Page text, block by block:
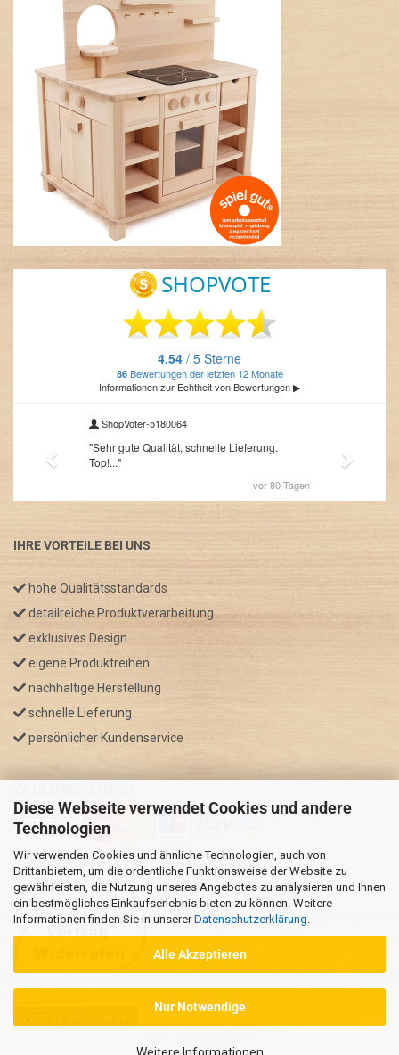
Diese Webseite verwendet Cookies und andere
Technologien
Wir verwenden Cookies und ähnliche Technologien, auch von
Drittanbietern, um die ordentliche Funktionsweise der Website zu
gewährleisten, die Nutzung unseres Angebotes zu analysieren und Ihnen
ein bestmögliches Einkaufserlebnis bieten zu können. Weitere
Informationen finden Sie in unsererDatenschutzerklärung
Alle Akzeptieren
Nur Notwendige
IHRE VORTEILE BEI UNS
hohe Qualitätsstandards
detailreiche Produktverarbeitung
exklusives Design
eigene Produktreihen
nachhaltige Herstellung
schnelle Lieferung
persönlicher Kundenservice
* GRATIS VERSAND nur innerhalb Deutschland
** Regellaufzeit für DE, Bei Auslandsbestellungen kann die
Versandzeit variieren.